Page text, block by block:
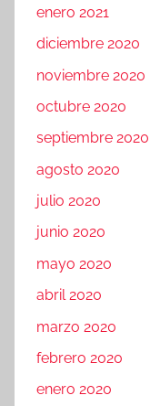
enero 2021
diciembre 2020
noviembre 2020
octubre 2020
septiembre 2020
agosto 2020
julio 2020
junio 2020
mayo 2020
abril 2020
marzo 2020
febrero 2020
enero 2020